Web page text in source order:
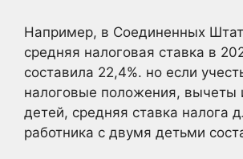
Например, в Соединенных
средняя налоговая ставка в
составила 22,4%. но если
налоговые положения, вычеты
детей, средняя ставка налога
работника с двумя детьми